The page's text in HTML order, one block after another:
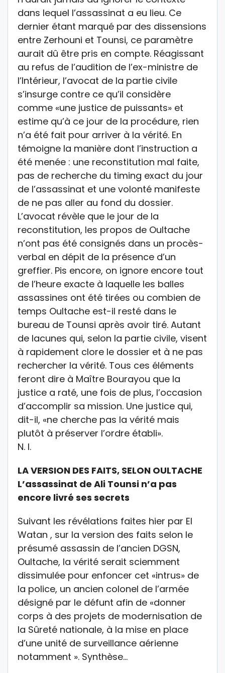
dans lequel l’assassinat a eu lieu. Ce
dernier étant marqué par des dissensions
entre Zerhouni et Tounsi, ce paramètre
aurait dû être pris en compte. Réagissant
au refus de l’audition de l’ex-ministre de
l’Intérieur, l’avocat de la partie civile
s’insurge contre ce qu’il considère
comme «une justice de puissants» et
estime qu’à ce jour de la procédure, rien
n’a été fait pour arriver à la vérité. En
témoigne la manière dont l’instruction a
été menée : une reconstitution mal faite,
pas de recherche du timing exact du jour
de l’assassinat et une volonté manifeste
de ne pas aller au fond du dossier.
L’avocat révèle que le jour de la
reconstitution, les propos de Oultache
n’ont pas été consignés dans un procès-
verbal en dépit de la présence d’un
greffier. Pis encore, on ignore encore tout
de l’heure exacte à laquelle les balles
assassines ont été tirées ou combien de
temps Oultache est-il resté dans le
bureau de Tounsi après avoir tiré. Autant
de lacunes qui, selon la partie civile, visent
à rapidement clore le dossier et à ne pas
rechercher la vérité. Tous ces éléments
feront dire à Maître Bourayou que la
justice a raté, une fois de plus, l’occasion
d’accomplir sa mission. Une justice qui,
dit-il, «ne cherche pas la vérité mais
plutôt à préserver l’ordre établi».
N. I.
LA VERSION DES FAITS, SELON OULTACHE
L’assassinat de Ali Tounsi n’a pas
encore livré ses secrets
Suivant les révélations faites hier par El
Watan , sur la version des faits selon le
présumé assassin de l’ancien DGSN,
Oultache, la vérité serait sciemment
dissimulée pour enfoncer cet «intrus» de
la police, un ancien colonel de l’armée
désigné par le défunt afin de «donner
corps à des projets de modernisation de
la Sûreté nationale, à la mise en place
d’une unité de surveillance aérienne
notamment ». Synthèse…